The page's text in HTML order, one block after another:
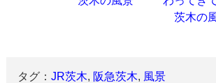
茨木の
タグ：JR茨木, 阪急茨木, 風景